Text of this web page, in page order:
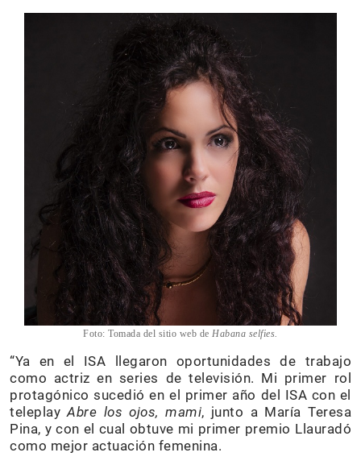
Foto: Tomada del sitio web deHabana selfies.
“Ya en el ISA llegaron oportunidades de trabajo
como actriz en series de televisión. Mi primer rol
protagónico sucedió en el primer año del ISA con el
teleplayAbre los ojos, mami, junto a María Teresa
Pina, y con el cual obtuve mi primer premio Llauradó
como mejor actuación femenina.